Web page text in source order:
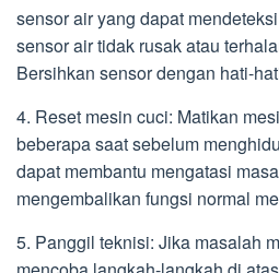
sensor air yang dapat
sensor air tidak rusak atau
Bersihkan sensor dengan hati-
4. Reset mesin cuci: Matikan
beberapa saat sebelum
dapat membantu mengatasi
mengembalikan fungsi normal
5. Panggil teknisi: Jika masalah